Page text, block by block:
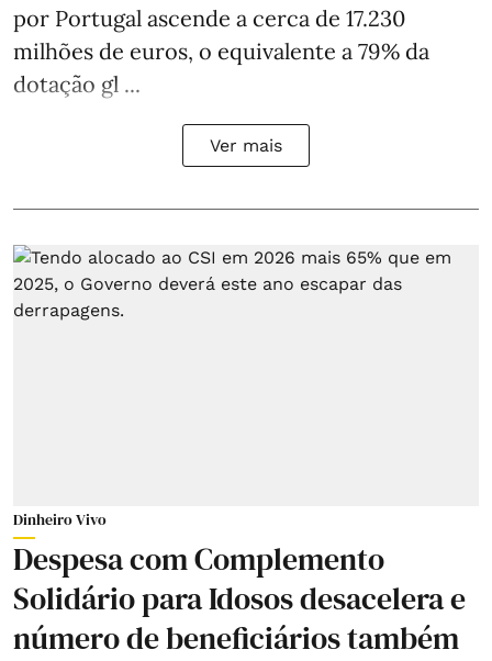
por Portugal ascende a cerca de 17.230
milhões de euros, o equivalente a 79% da
dotação gl ...
Ver mais
Dinheiro Vivo
Despesa com Complemento
Solidário para Idosos desacelera e
número de beneficiários também